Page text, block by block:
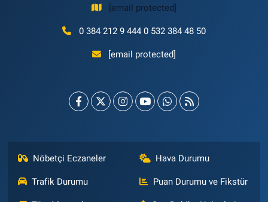
[email protected]
0 384 212 9 444 0 532 384 48 50
[email protected]
Nöbetçi Eczaneler Hava Durumu
Trafik Durumu Puan Durumu ve Fikstür